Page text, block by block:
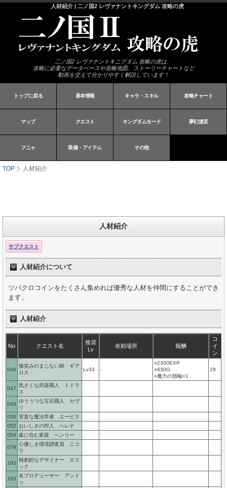
人材紹介 | 二ノ国2 レヴァナントキングダム 攻略の虎
二ノ国2 レヴァナントキニグダム 攻略の虎は、
攻略に必要なデータベースや攻略地図、ストーリーチャートなど
動画を交えて分かりやすく解説しています！
トップに戻る 基本情報 キャラ・スキル 攻略チャート
マップ クエスト キングダムモード 夢幻迷宮
フニャ 装備・アイテム その他
TOP 人材紹介
人材紹介
サブクエスト
人材紹介について
ツバクロコインをたくさん集めれば優秀な人材を仲間にすることができ
ます。
人材紹介
No クエスト名
推奨
Lv
依頼場所 報酬
コ
イ
ン
046
微笑みのまじない師 ギア
ロス
Lv33 -
○2300EXP
○630G
○魔力の指輪×1
29
047
気さくな武器職人 トドラ
ス
049
ゆううつな宝石職人 カヴ
リ
050 実直な魔法学者 エービス
052
おいしさの狩人 ヘレナ
054 森に住む家庭 ヘンリー
079
心優しき環境調査員 ニコ
ラ
102
独創的なデザイナー エリ
ック
105
名プロデューサー アンド
ゥ